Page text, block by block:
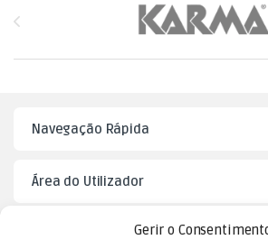
Gerir o
Navegação Rápida
Área do Utilizador